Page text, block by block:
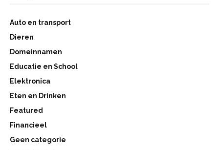
Auto en transport
Dieren
Domeinnamen
Educatie en School
Elektronica
Eten en Drinken
Featured
Financieel
Geen categorie